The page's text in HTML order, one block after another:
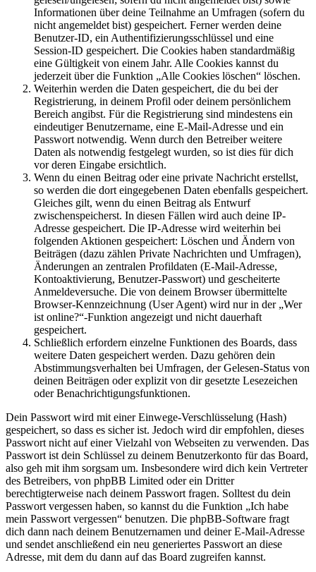
Informationen über deine Teilnahme an Umfragen (sofern du
nicht angemeldet bist) gespeichert. Ferner werden deine
Benutzer-ID, ein Authentifizierungsschlüssel und eine
Session-ID gespeichert. Die Cookies haben standardmäßig
eine Gültigkeit von einem Jahr. Alle Cookies kannst du
jederzeit über die Funktion „Alle Cookies löschen“ löschen.
Weiterhin werden die Daten gespeichert, die du bei der
Registrierung, in deinem Profil oder deinem persönlichem
Bereich angibst. Für die Registrierung sind mindestens ein
eindeutiger Benutzername, eine E-Mail-Adresse und ein
Passwort notwendig. Wenn durch den Betreiber weitere
Daten als notwendig festgelegt wurden, so ist dies für dich
vor deren Eingabe ersichtlich.
Wenn du einen Beitrag oder eine private Nachricht erstellst,
so werden die dort eingegebenen Daten ebenfalls gespeichert.
Gleiches gilt, wenn du einen Beitrag als Entwurf
zwischenspeicherst. In diesen Fällen wird auch deine IP-
Adresse gespeichert. Die IP-Adresse wird weiterhin bei
folgenden Aktionen gespeichert: Löschen und Ändern von
Beiträgen (dazu zählen Private Nachrichten und Umfragen),
Änderungen an zentralen Profildaten (E-Mail-Adresse,
Kontoaktivierung, Benutzer-Passwort) und gescheiterte
Anmeldeversuche. Die von deinem Browser übermittelte
Browser-Kennzeichnung (User Agent) wird nur in der „Wer
ist online?“-Funktion angezeigt und nicht dauerhaft
gespeichert.
Schließlich erfordern einzelne Funktionen des Boards, dass
weitere Daten gespeichert werden. Dazu gehören dein
Abstimmungsverhalten bei Umfragen, der Gelesen-Status von
deinen Beiträgen oder explizit von dir gesetzte Lesezeichen
oder Benachrichtigungsfunktionen.
Dein Passwort wird mit einer Einwege-Verschlüsselung (Hash)
gespeichert, so dass es sicher ist. Jedoch wird dir empfohlen, dieses
Passwort nicht auf einer Vielzahl von Webseiten zu verwenden. Das
Passwort ist dein Schlüssel zu deinem Benutzerkonto für das Board,
also geh mit ihm sorgsam um. Insbesondere wird dich kein Vertreter
des Betreibers, von phpBB Limited oder ein Dritter
berechtigterweise nach deinem Passwort fragen. Solltest du dein
Passwort vergessen haben, so kannst du die Funktion „Ich habe
mein Passwort vergessen“ benutzen. Die phpBB-Software fragt
dich dann nach deinem Benutzernamen und deiner E-Mail-Adresse
und sendet anschließend ein neu generiertes Passwort an diese
Adresse, mit dem du dann auf das Board zugreifen kannst.